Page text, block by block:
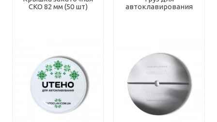
СКО 82 мм (50 шт)
автоклавирования